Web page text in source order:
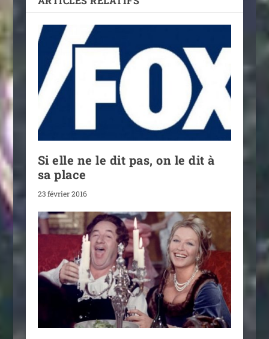
Si elle ne le dit pas, on le dit à
sa place
23 février 2016